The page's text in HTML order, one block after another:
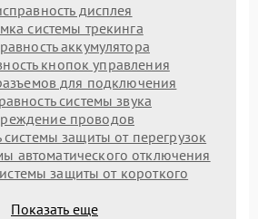
дисплея
системы трекинга
аккумулятора
кнопок управления
для подключения
системы звука
проводов
системы защиты от перегрузок
автоматического отключения
защиты от короткого
Показать еще